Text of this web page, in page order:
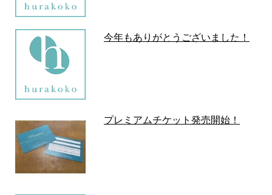
今年もありがとうございました！
プレミアムチケット発売開始！